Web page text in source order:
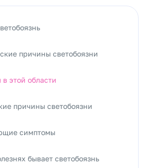
причины светобоязни
этой области
причины светобоязни
симптомы
бывает светобоязнь